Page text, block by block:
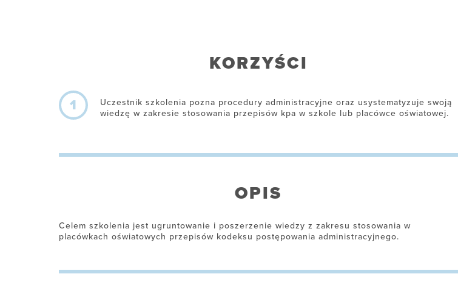
KORZYŚCI
1
Uczestnik szkolenia pozna procedury administracyjne oraz usystematyzuje swoją
wiedzę w zakresie stosowania przepisów kpa w szkole lub placówce oświatowej.
OPIS
Celem szkolenia jest ugruntowanie i poszerzenie wiedzy z zakresu stosowania w
placówkach oświatowych przepisów kodeksu postępowania administracyjnego.